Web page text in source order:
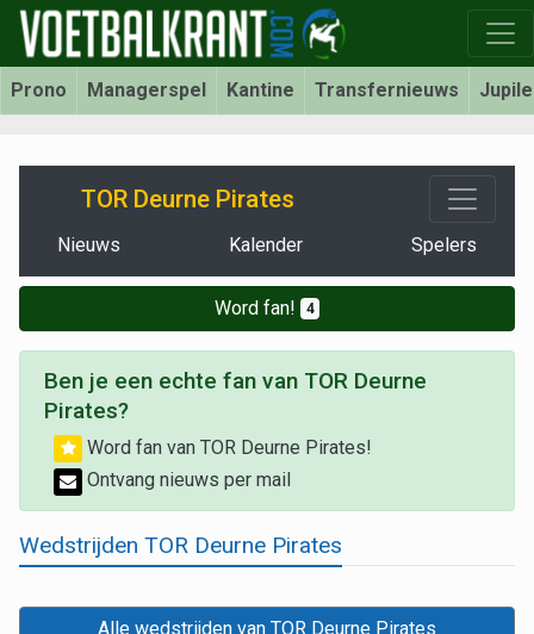
Prono Managerspel Kantine Transfernieuws
TOR Deurne Pirates
Nieuws Kalender Spelers
Word fan! 4
Ben je een echte fan van TOR Deurne
Pirates?
Word fan van TOR Deurne Pirates!
Ontvang nieuws per mail
Wedstrijden TOR Deurne Pirates
Alle wedstrijden van TOR Deurne Pirates